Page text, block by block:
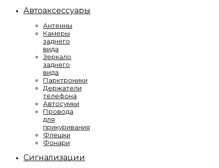
Автоаксессуары
Антенны
Камеры
заднего
вида
Зеркало
заднего
вида
Парктроники
Держатели
телефона
Автосумки
Провода
для
прикуривания
Флешки
Фонари
Сигнализации